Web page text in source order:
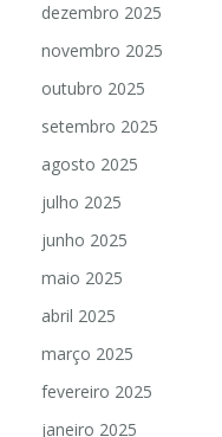
dezembro 2025
novembro 2025
outubro 2025
setembro 2025
agosto 2025
julho 2025
junho 2025
maio 2025
abril 2025
março 2025
fevereiro 2025
janeiro 2025